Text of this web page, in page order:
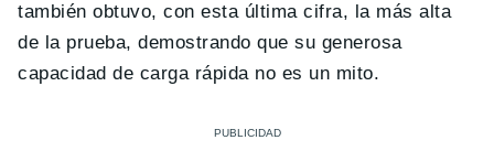
también obtuvo, con esta última cifra, la más alta
de la prueba, demostrando que su generosa
capacidad de carga rápida no es un mito.